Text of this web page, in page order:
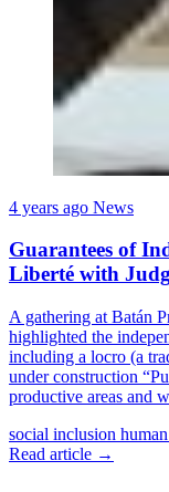
4 years ago News
Guarantees of
Liberté with
A gathering at Batán
highlighted the
including a locro (a
under construction
productive areas and
social inclusion
Read article →